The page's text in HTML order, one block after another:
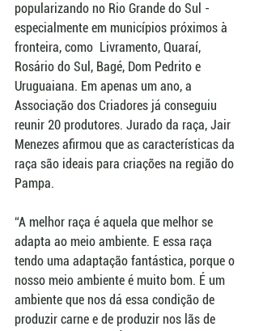
popularizando no Rio Grande do Sul -
especialmente em municípios próximos à
fronteira, como  Livramento, Quaraí,
Rosário do Sul, Bagé, Dom Pedrito e
Uruguaiana. Em apenas um ano, a
Associação dos Criadores já conseguiu
reunir 20 produtores. Jurado da raça, Jair
Menezes afirmou que as características da
raça são ideais para criações na região do
Pampa.
“A melhor raça é aquela que melhor se
adapta ao meio ambiente. E essa raça
tendo uma adaptação fantástica, porque o
nosso meio ambiente é muito bom. É um
ambiente que nos dá essa condição de
produzir carne e de produzir nos lãs de